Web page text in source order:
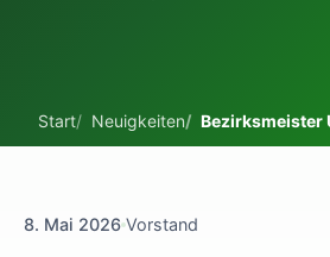
Start Neuigkeiten Bezirksmeister
8. Mai 2026 Vorstand